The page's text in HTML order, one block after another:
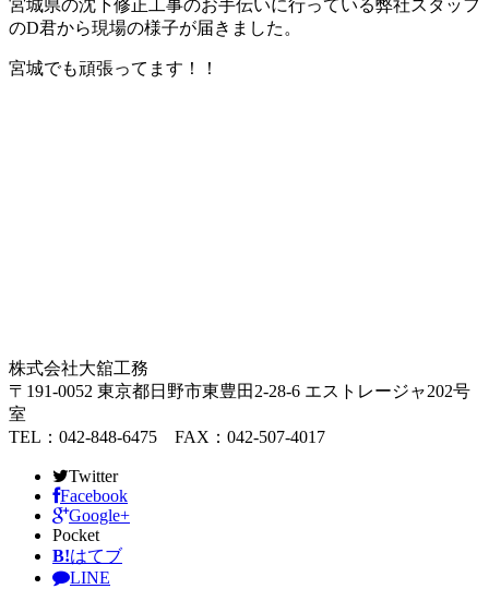
宮城県の沈下修正工事のお手伝いに行っている弊社スタッフ
のD君から現場の様子が届きました。
宮城でも頑張ってます！！
株式会社大舘工務
〒191-0052 東京都日野市東豊田2-28-6 エストレージャ202号
室
TEL：042-848-6475 FAX：042-507-4017
Twitter
Facebook
Google+
Pocket
B!はてブ
LINE